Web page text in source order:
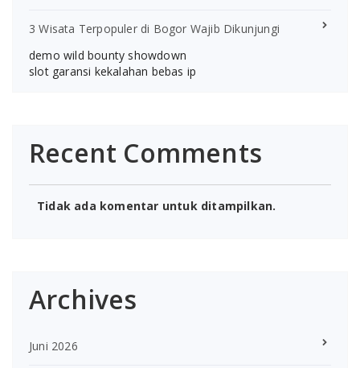
3 Wisata Terpopuler di Bogor Wajib Dikunjungi
demo wild bounty showdown
slot garansi kekalahan bebas ip
Recent Comments
Tidak ada komentar untuk ditampilkan.
Archives
Juni 2026